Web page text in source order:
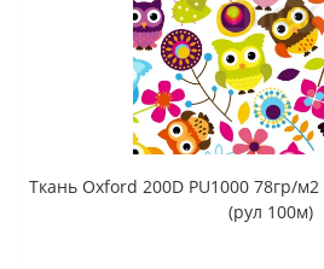
Ткань Oxford 200D PU1000 78гр/
(рул 100м)